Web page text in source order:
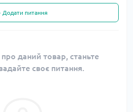
Додати питання
даний товар, станьте
своє питання.